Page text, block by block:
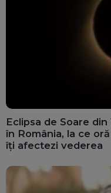
Eclipsa de Soare
în România, la ce
îți afectezi vederea